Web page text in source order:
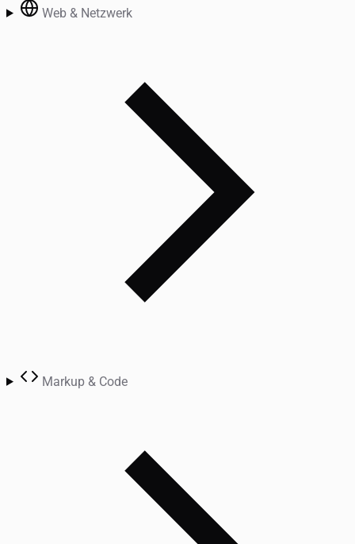
Web & Netzwerk
Markup & Code